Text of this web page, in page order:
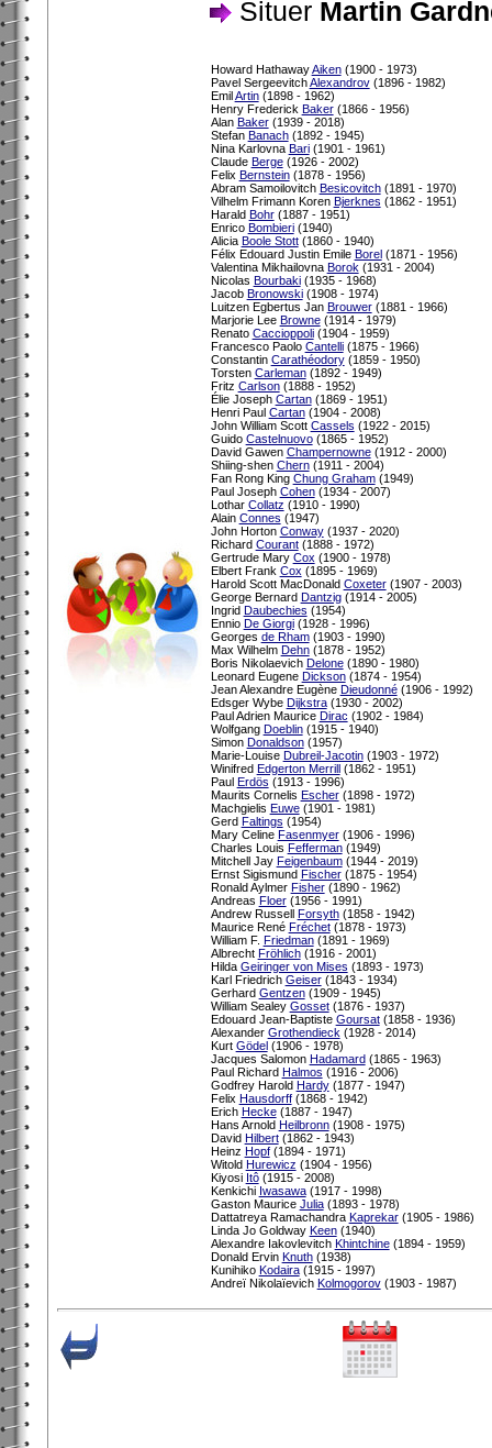
Situer Martin
Howard HathawayAiken(1900 - 1973)
Pavel SergeevitchAlexandrov(1896 - 1982)
EmilArtin(1898 - 1962)
Henry Frederick Baker(1866 - 1956)
Alan Baker(1939 - 2018)
Stefan Banach(1892 - 1945)
Nina Karlovna Bari(1901 - 1961)
Claude Berge(1926 - 2002)
Felix Bernstein(1878 - 1956)
Abram Samoilovitch Besicovitch(1891 - 1970)
Vilhelm Frimann Koren Bjerknes (1862 - 1951)
Harald Bohr(1887 - 1951)
Enrico Bombieri(1940)
Alicia Boole Stott(1860 - 1940)
Félix Edouard Justin Emile Borel(1871 - 1956)
Valentina Mikhailovna Borok (1931 - 2004)
Nicolas Bourbaki(1935 - 1968)
Jacob Bronowski(1908 - 1974)
Luitzen Egbertus Jan Brouwer(1881 - 1966)
Marjorie Lee Browne(1914 - 1979)
Renato Caccioppoli(1904 - 1959)
Francesco Paolo Cantelli(1875 - 1966)
Constantin Carathéodory(1859 - 1950)
Torsten Carleman(1892 - 1949)
Fritz Carlson(1888 - 1952)
Élie Joseph Cartan(1869 - 1951)
Henri Paul Cartan(1904 - 2008)
John William Scott Cassels (1922 - 2015)
Guido Castelnuovo(1865 - 1952)
David Gawen Champernowne(1912 - 2000)
Shiing-shen Chern(1911 - 2004)
Fan Rong King Chung Graham(1949)
Paul Joseph Cohen(1934 - 2007)
Lothar Collatz (1910 - 1990)
Alain Connes (1947)
John Horton Conway(1937 - 2020)
Richard Courant(1888 - 1972)
Gertrude Mary Cox (1900 - 1978)
Elbert Frank Cox (1895 - 1969)
Harold Scott MacDonald Coxeter(1907 - 2003)
George Bernard Dantzig(1914 - 2005)
Ingrid Daubechies (1954)
Ennio De Giorgi(1928 - 1996)
Georges de Rham(1903 - 1990)
Max Wilhelm Dehn(1878 - 1952)
Boris Nikolaevich Delone(1890 - 1980)
Leonard Eugene Dickson(1874 - 1954)
Jean Alexandre Eugène Dieudonné(1906 - 1992)
Edsger Wybe Dijkstra(1930 - 2002)
Paul Adrien Maurice Dirac (1902 - 1984)
Wolfgang Doeblin(1915 - 1940)
Simon Donaldson(1957)
Marie-Louise Dubreil-Jacotin(1903 - 1972)
Winifred Edgerton Merrill(1862 - 1951)
Paul Erdös (1913 - 1996)
Maurits Cornelis Escher(1898 - 1972)
Machgielis Euwe(1901 - 1981)
Gerd Faltings (1954)
Mary Celine Fasenmyer(1906 - 1996)
Charles Louis Fefferman(1949)
Mitchell Jay Feigenbaum(1944 - 2019)
Ernst Sigismund Fischer(1875 - 1954)
Ronald Aylmer Fisher(1890 - 1962)
Andreas Floer(1956 - 1991)
Andrew Russell Forsyth(1858 - 1942)
Maurice René Fréchet(1878 - 1973)
William F. Friedman(1891 - 1969)
Albrecht Fröhlich(1916 - 2001)
Hilda Geiringer von Mises (1893 - 1973)
Karl Friedrich Geiser(1843 - 1934)
Gerhard Gentzen(1909 - 1945)
William Sealey Gosset(1876 - 1937)
Edouard Jean-Baptiste Goursat(1858 - 1936)
Alexander Grothendieck (1928 - 2014)
Kurt Gödel(1906 - 1978)
Jacques Salomon Hadamard(1865 - 1963)
Paul Richard Halmos (1916 - 2006)
Godfrey Harold Hardy(1877 - 1947)
Felix Hausdorff(1868 - 1942)
Erich Hecke(1887 - 1947)
Hans Arnold Heilbronn(1908 - 1975)
David Hilbert(1862 - 1943)
Heinz Hopf(1894 - 1971)
Witold Hurewicz (1904 - 1956)
Kiyosi Itô(1915 - 2008)
Kenkichi Iwasawa(1917 - 1998)
Gaston Maurice Julia(1893 - 1978)
Dattatreya Ramachandra Kaprekar(1905 - 1986)
Linda Jo Goldway Keen(1940)
Alexandre Iakovlevitch Khintchine(1894 - 1959)
Donald Ervin Knuth(1938)
Kunihiko Kodaira(1915 - 1997)
Andreï Nikolaïevich Kolmogorov(1903 - 1987)